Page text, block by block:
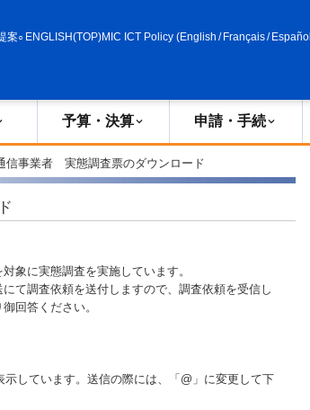
案 ENGLISH(TOP)MIC ICT Policy (English / Français/ Español
予算・決算 申請・手続
信事業者 実態調査票のダウンロード
象に実態調査を実施しています。
て調査依頼を送付しますので、調査依頼を受信し
回答ください。
しています。送信の際には、「@」に変更して下